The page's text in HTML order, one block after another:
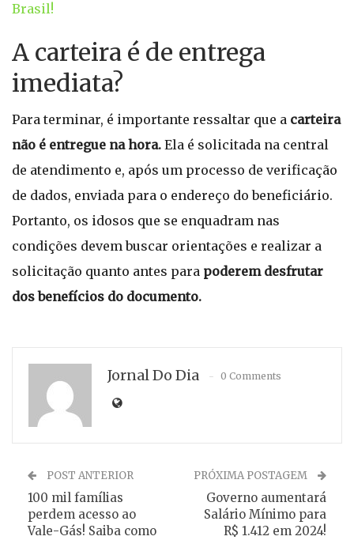
Brasil!
A carteira é de entrega
imediata?
Para terminar, é importante ressaltar que a carteira
não é entregue na hora. Ela é solicitada na central
de atendimento e, após um processo de verificação
de dados, enviada para o endereço do beneficiário.
Portanto, os idosos que se enquadram nas
condições devem buscar orientações e realizar a
solicitação quanto antes para poderem desfrutar
dos benefícios do documento.
Jornal Do Dia 0 Comments
POST ANTERIOR
100 mil famílias
perdem acesso ao
Vale-Gás! Saiba como
PRÓXIMA POSTAGEM
Governo aumentará
Salário Mínimo para
R$ 1.412 em 2024!